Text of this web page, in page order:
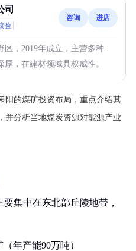
司
验
咨询 进店
，2019年成立，主营多种
，在建材领域具权威性。
阳的煤矿投资布局，重点介绍其
并分析当地煤炭资源对能源产业
集中在东北部丘陵地带，
年产能90万吨）